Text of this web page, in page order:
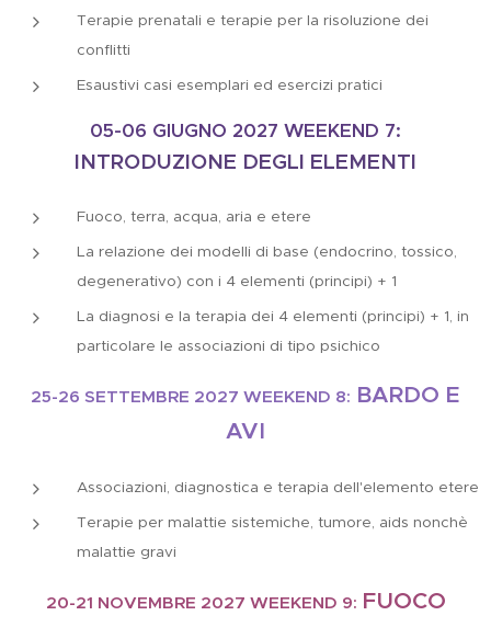
Terapie prenatali e terapie per la risoluzione dei
conflitti
Esaustivi casi esemplari ed esercizi pratici
05-06 GIUGNO 2027 WEEKEND 7:
INTRODUZIONE DEGLI ELEMENTI
Fuoco, terra, acqua, aria e etere
La relazione dei modelli di base (endocrino, tossico,
degenerativo) con i 4 elementi (principi) + 1
La diagnosi e la terapia dei 4 elementi (principi) + 1, in
particolare le associazioni di tipo psichico
25-26 SETTEMBRE 2027 WEEKEND 8: BARDO E
AVI
Associazioni, diagnostica e terapia dell'elemento etere
Terapie per malattie sistemiche, tumore, aids nonchè
malattie gravi
20-21 NOVEMBRE 2027 WEEKEND 9: FUOCO